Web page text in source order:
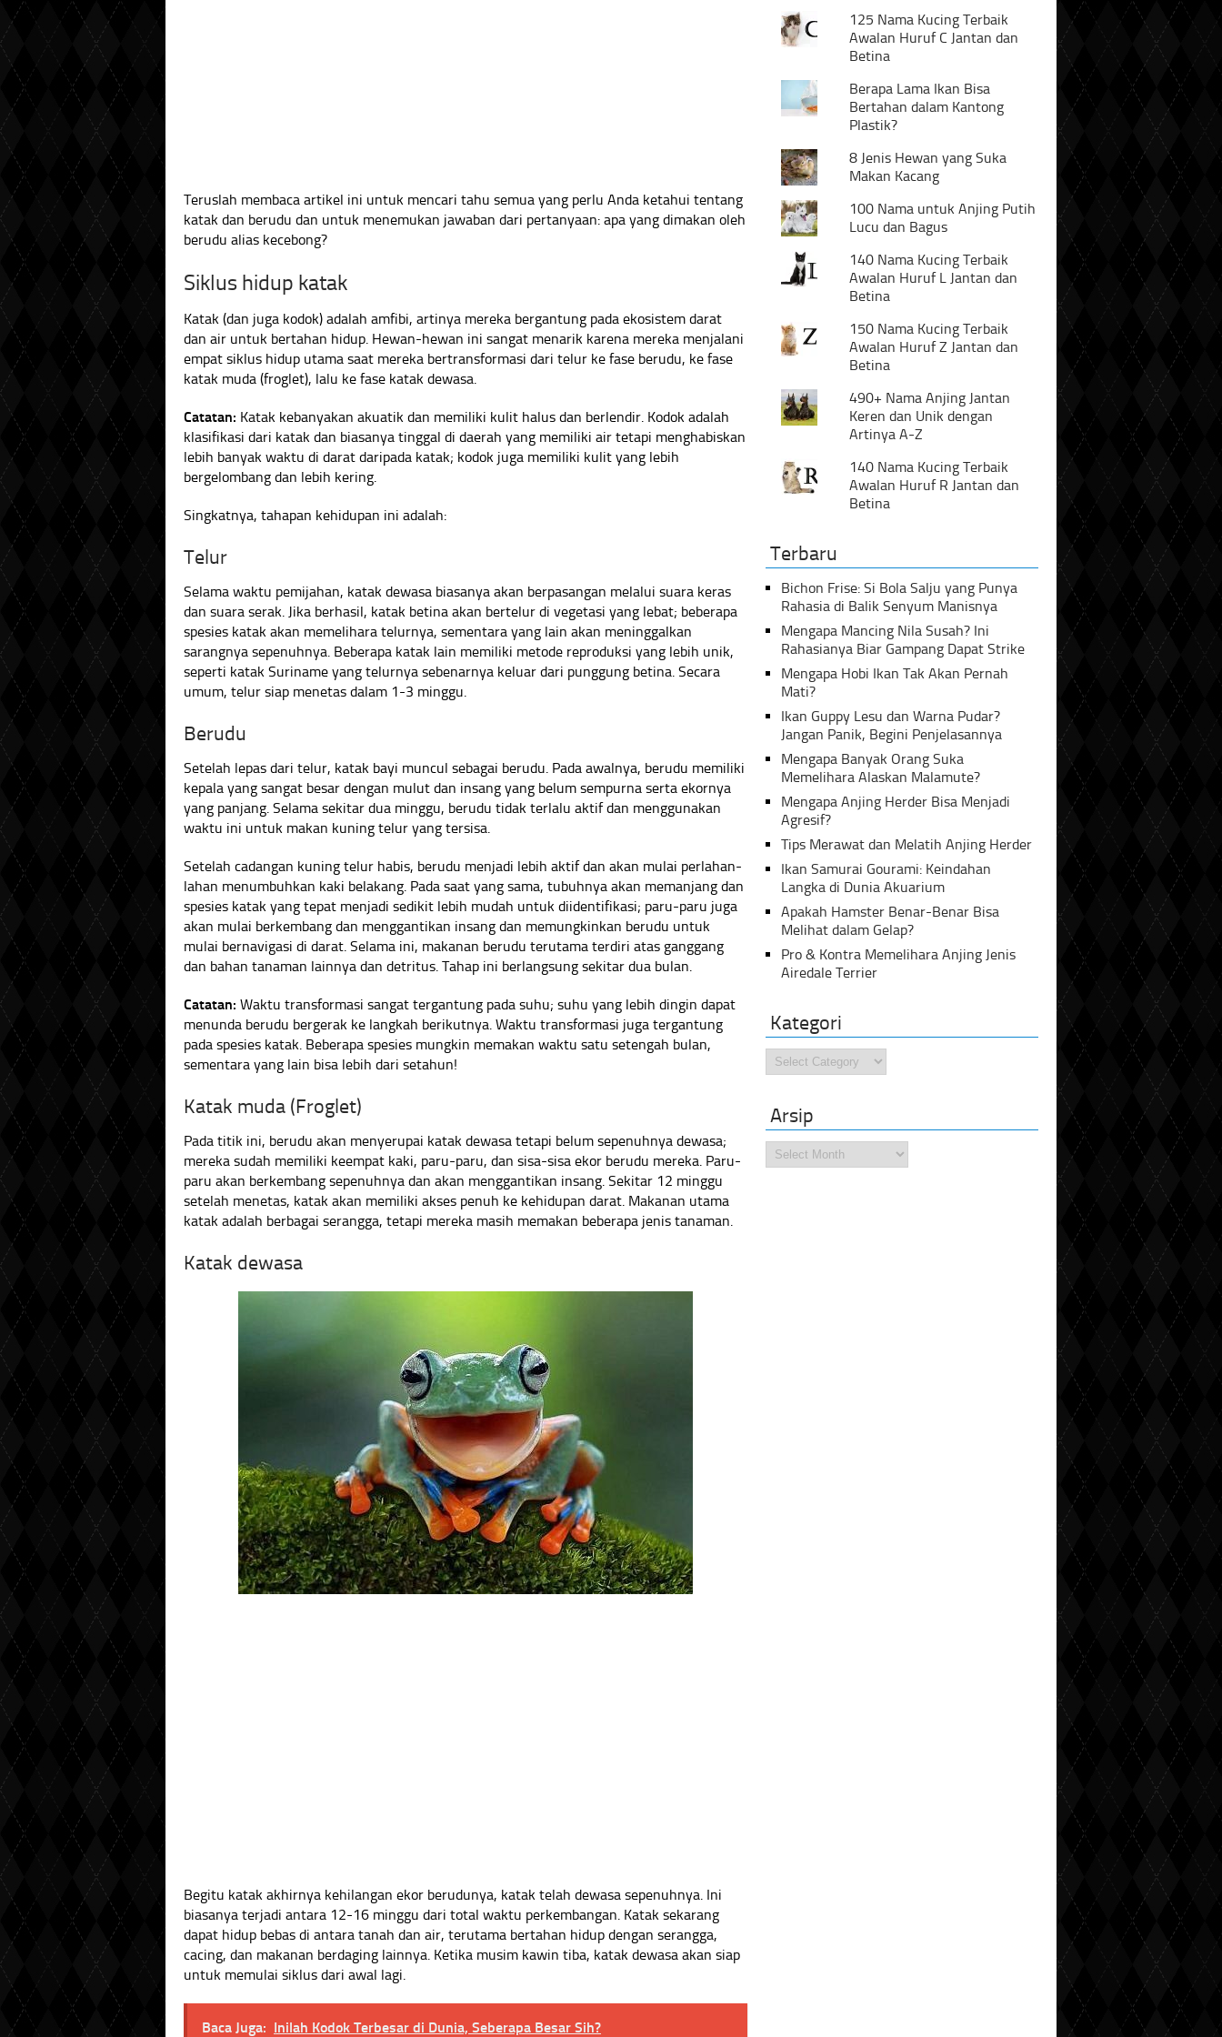
Teruslah membaca artikel ini untuk mencari tahu semua yang perlu Anda ketahui tentang
katak dan berudu dan untuk menemukan jawaban dari pertanyaan: apa yang dimakan oleh
berudu alias kecebong?
Siklus hidup katak
Katak (dan juga kodok) adalah amfibi, artinya mereka bergantung pada ekosistem darat
dan air untuk bertahan hidup. Hewan-hewan ini sangat menarik karena mereka menjalani
empat siklus hidup utama saat mereka bertransformasi dari telur ke fase berudu, ke fase
katak muda (froglet), lalu ke fase katak dewasa.
Catatan: Katak kebanyakan akuatik dan memiliki kulit halus dan berlendir. Kodok adalah
klasifikasi dari katak dan biasanya tinggal di daerah yang memiliki air tetapi menghabiskan
lebih banyak waktu di darat daripada katak; kodok juga memiliki kulit yang lebih
bergelombang dan lebih kering.
Singkatnya, tahapan kehidupan ini adalah:
Telur
Selama waktu pemijahan, katak dewasa biasanya akan berpasangan melalui suara keras
dan suara serak. Jika berhasil, katak betina akan bertelur di vegetasi yang lebat; beberapa
spesies katak akan memelihara telurnya, sementara yang lain akan meninggalkan
sarangnya sepenuhnya. Beberapa katak lain memiliki metode reproduksi yang lebih unik,
seperti katak Suriname yang telurnya sebenarnya keluar dari punggung betina. Secara
umum, telur siap menetas dalam 1-3 minggu.
Berudu
Setelah lepas dari telur, katak bayi muncul sebagai berudu. Pada awalnya, berudu memiliki
kepala yang sangat besar dengan mulut dan insang yang belum sempurna serta ekornya
yang panjang. Selama sekitar dua minggu, berudu tidak terlalu aktif dan menggunakan
waktu ini untuk makan kuning telur yang tersisa.
Setelah cadangan kuning telur habis, berudu menjadi lebih aktif dan akan mulai perlahan-
lahan menumbuhkan kaki belakang. Pada saat yang sama, tubuhnya akan memanjang dan
spesies katak yang tepat menjadi sedikit lebih mudah untuk diidentifikasi; paru-paru juga
akan mulai berkembang dan menggantikan insang dan memungkinkan berudu untuk
mulai bernavigasi di darat. Selama ini, makanan berudu terutama terdiri atas ganggang
dan bahan tanaman lainnya dan detritus. Tahap ini berlangsung sekitar dua bulan.
Catatan: Waktu transformasi sangat tergantung pada suhu; suhu yang lebih dingin dapat
menunda berudu bergerak ke langkah berikutnya. Waktu transformasi juga tergantung
pada spesies katak. Beberapa spesies mungkin memakan waktu satu setengah bulan,
sementara yang lain bisa lebih dari setahun!
Katak muda (Froglet)
Pada titik ini, berudu akan menyerupai katak dewasa tetapi belum sepenuhnya dewasa;
mereka sudah memiliki keempat kaki, paru-paru, dan sisa-sisa ekor berudu mereka. Paru-
paru akan berkembang sepenuhnya dan akan menggantikan insang. Sekitar 12 minggu
setelah menetas, katak akan memiliki akses penuh ke kehidupan darat. Makanan utama
katak adalah berbagai serangga, tetapi mereka masih memakan beberapa jenis tanaman.
Katak dewasa
Begitu katak akhirnya kehilangan ekor berudunya, katak telah dewasa sepenuhnya. Ini
biasanya terjadi antara 12-16 minggu dari total waktu perkembangan. Katak sekarang
dapat hidup bebas di antara tanah dan air, terutama bertahan hidup dengan serangga,
cacing, dan makanan berdaging lainnya. Ketika musim kawin tiba, katak dewasa akan siap
untuk memulai siklus dari awal lagi.
Baca Juga: Inilah Kodok Terbesar di Dunia, Seberapa Besar Sih?
125 Nama Kucing Terbaik
Awalan Huruf C Jantan dan
Betina
Berapa Lama Ikan Bisa
Bertahan dalam Kantong
Plastik?
8 Jenis Hewan yang Suka
Makan Kacang
100 Nama untuk Anjing Putih
Lucu dan Bagus
140 Nama Kucing Terbaik
Awalan Huruf L Jantan dan
Betina
150 Nama Kucing Terbaik
Awalan Huruf Z Jantan dan
Betina
490+ Nama Anjing Jantan
Keren dan Unik dengan
Artinya A-Z
140 Nama Kucing Terbaik
Awalan Huruf R Jantan dan
Betina
Terbaru
Bichon Frise: Si Bola Salju yang Punya
Rahasia di Balik Senyum Manisnya
Mengapa Mancing Nila Susah? Ini
Rahasianya Biar Gampang Dapat Strike
Mengapa Hobi Ikan Tak Akan Pernah
Mati?
Ikan Guppy Lesu dan Warna Pudar?
Jangan Panik, Begini Penjelasannya
Mengapa Banyak Orang Suka
Memelihara Alaskan Malamute?
Mengapa Anjing Herder Bisa Menjadi
Agresif?
Tips Merawat dan Melatih Anjing Herder
Ikan Samurai Gourami: Keindahan
Langka di Dunia Akuarium
Apakah Hamster Benar-Benar Bisa
Melihat dalam Gelap?
Pro & Kontra Memelihara Anjing Jenis
Airedale Terrier
Kategori
Kategori
Arsip
Arsip